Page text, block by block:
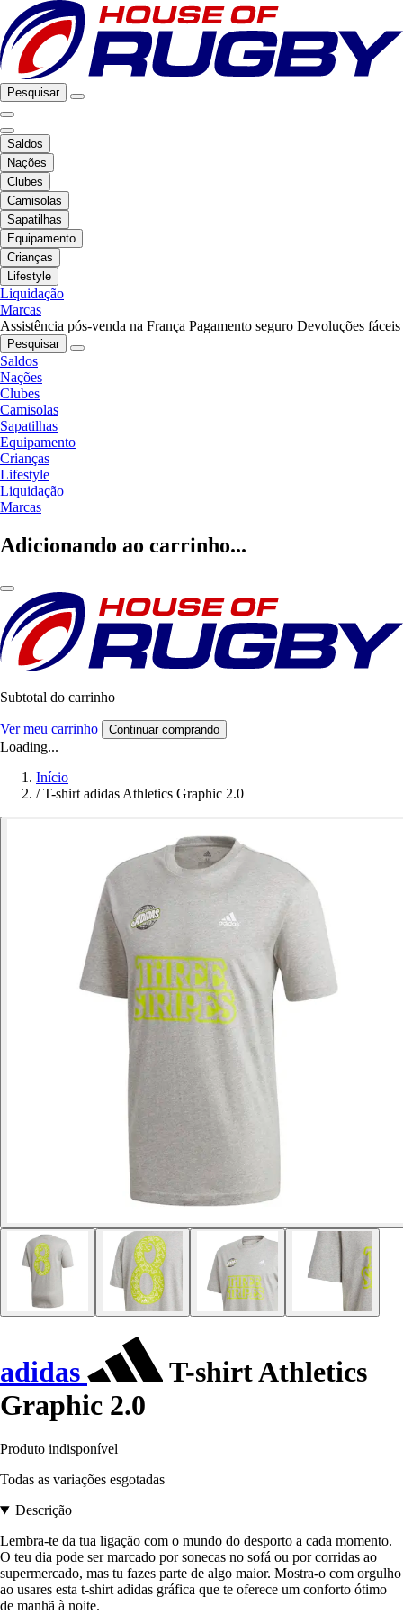
Pesquisar
Saldos
Nações
Clubes
Camisolas
Sapatilhas
Equipamento
Crianças
Lifestyle
Liquidação
Marcas
Assistência pós-venda na França Pagamento seguro Devoluções fáceis
Pesquisar
Saldos
Nações
Clubes
Camisolas
Sapatilhas
Equipamento
Crianças
Lifestyle
Liquidação
Marcas
Adicionando ao carrinho...
Subtotal do carrinho
Ver meu carrinho Continuar comprando
Loading...
Início
/ T-shirt adidas Athletics Graphic 2.0
adidas
T-shirt Athletics
Graphic 2.0
Produto indisponível
Todas as variações esgotadas
Descrição
Lembra-te da tua ligação com o mundo do desporto a cada momento.
O teu dia pode ser marcado por sonecas no sofá ou por corridas ao
supermercado, mas tu fazes parte de algo maior. Mostra-o com orgulho
ao usares esta t-shirt adidas gráfica que te oferece um conforto ótimo
de manhã à noite.